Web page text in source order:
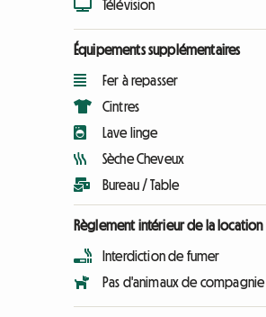
Télévision
Équipements supplémentaires
Fer à repasser
Cintres
Lave linge
Sèche Cheveux
Bureau / Table
Règlement intérieur de la location
Interdiction de fumer
Pas d'animaux de compagnie